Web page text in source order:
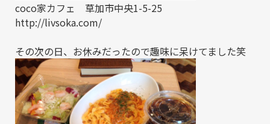
coco家カフェ 草加市中央1-5-25
http://livsoka.com/
その次の日、お休みだったので趣味に呆けてました笑